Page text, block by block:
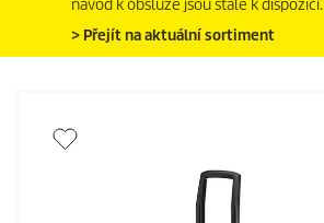
návod k obsluze jsou stále k dispozici.
> Přejít na aktuální sortiment